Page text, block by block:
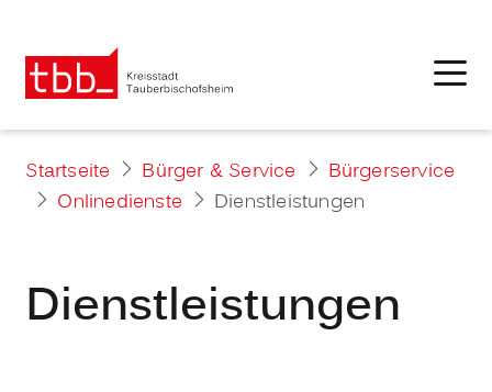
Startseite Bürger & Service
Bürgerservice
Onlinedienste
Dienstleistungen
Dienstleistungen